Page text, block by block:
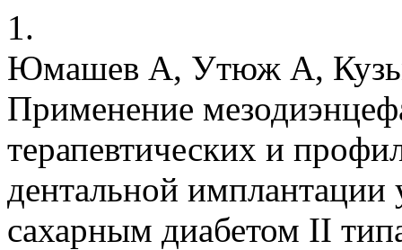
1.
Юмашев А, Утюж А,
Применение
терапевтических и
дентальной
сахарным диабетом II